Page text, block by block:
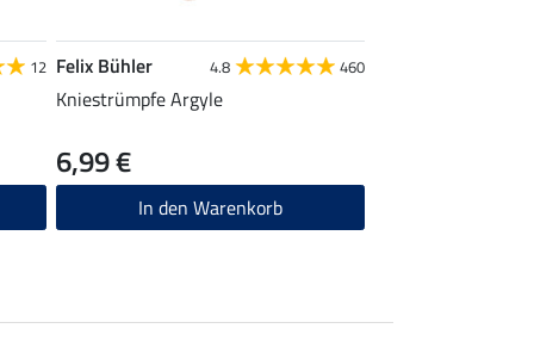
12 Felix Bühler 4.8 460
Kniestrümpfe Argyle
6,99 €
In den Warenkorb